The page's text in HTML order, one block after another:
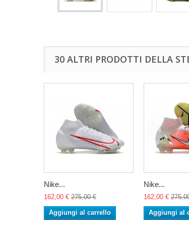
30 ALTRI PRODOTTI DELLA
Nike...
162,00 € 275,00 €
Aggiungi al carrello
Nike...
162,00 €
Aggiungi al